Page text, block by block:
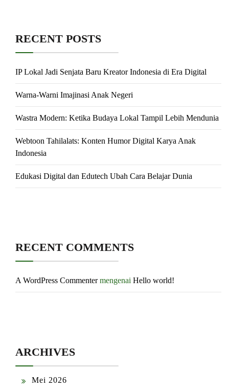
RECENT POSTS
IP Lokal Jadi Senjata Baru Kreator Indonesia di Era Digital
Warna-Warni Imajinasi Anak Negeri
Wastra Modern: Ketika Budaya Lokal Tampil Lebih Mendunia
Webtoon Tahilalats: Konten Humor Digital Karya Anak
Indonesia
Edukasi Digital dan Edutech Ubah Cara Belajar Dunia
RECENT COMMENTS
A WordPress Commentermengenai Hello world!
ARCHIVES
Mei 2026